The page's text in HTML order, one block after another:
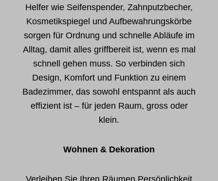
Helfer wie Seifenspender, Zahnputzbecher,
Kosmetikspiegel und Aufbewahrungskörbe
sorgen für Ordnung und schnelle Abläufe im
Alltag, damit alles griffbereit ist, wenn es mal
schnell gehen muss. So verbinden sich
Design, Komfort und Funktion zu einem
Badezimmer, das sowohl entspannt als auch
effizient ist – für jeden Raum, gross oder
klein.
Wohnen & Dekoration
Verleihen Sie Ihren Räumen Persönlichkeit